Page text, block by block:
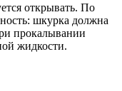
открывать. По
шкурка должна
прокалывании
жидкости.